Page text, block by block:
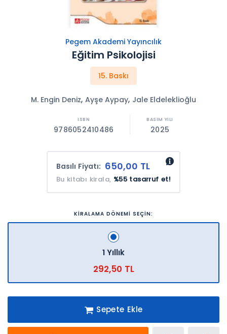
Pegem Akademi Yayıncılık
Eğitim Psikolojisi
15. Baskı
M. Engin Deniz, Ayşe Aypay, Jale Eldeleklioğlu
9786052410486 2025
Basılı Fiyatı: 650,00 TL
Bu kitabı kirala, %55 tasarruf et!
KİRALAMA DÖNEMİ SEÇİN:
1 Yıllık
292,50 TL
Sepete Ekle